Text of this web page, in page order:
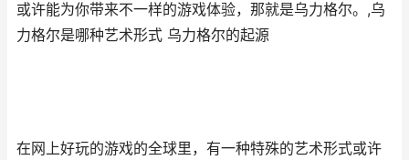
或许能为你带来不一样的游戏体验，那就是乌力格尔。,乌
力格尔是哪种艺术形式 乌力格尔的起源
在网上好玩的游戏的全球里，有一种特殊的艺术形式或许